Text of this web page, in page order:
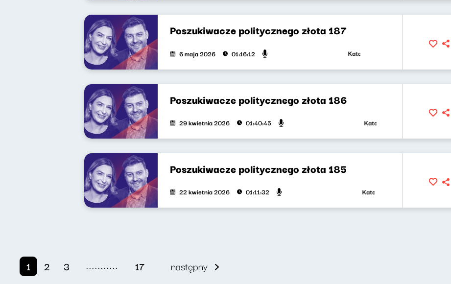
Poszukiwacze politycznego złota 187
6 maja 2026 01:16:12 Katarzyna Kasia, Klaudiusz Slezak
Poszukiwacze politycznego złota 186
29 kwietnia 2026 01:40:45 Katarzyna Kasia, Klaudiusz Slezak
Poszukiwacze politycznego złota 185
22 kwietnia 2026 01:11:32 Katarzyna Kasia, Klaudiusz Slezak
1 2 3 ........... 17 następny